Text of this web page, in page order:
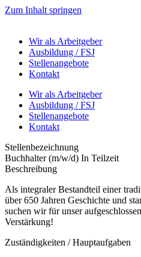
Zum Inhalt springen
Wir als Arbeitgeber
Ausbildung / FSJ
Stellenangebote
Kontakt
Wir als Arbeitgeber
Ausbildung / FSJ
Stellenangebote
Kontakt
Stellenbezeichnung
Buchhalter (m/w/d) In Teilzeit
Beschreibung
Als integraler Bestandteil einer
über 650 Jahren Geschichte und
suchen wir für unser
Verstärkung!
Zuständigkeiten / Hauptaufgaben